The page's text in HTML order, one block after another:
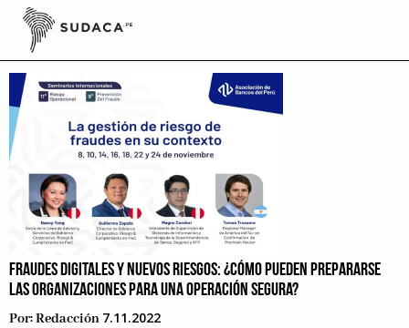
Skip
contentASBANC
FRAUDES DIGITALES Y NUEVOS RIESGOS: ¿CÓMO PUEDEN PREPARARSE
LAS ORGANIZACIONES PARA UNA OPERACIÓN SEGURA?
Por:Redacción 7.11.2022